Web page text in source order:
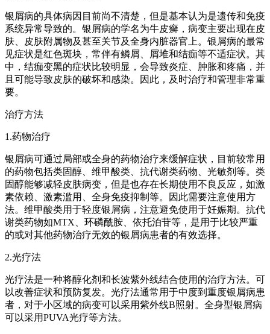
银屑病的具体病因目前尚不清楚，但是基本认为是遗传和免疫
系统异常导致的。银屑病的学名为牛皮癣，病变主要出现在皮
肤、皮肤附属物及甚至关节及全身内脏器官上。银屑病的最常
见症状是红色斑块，常伴有鳞屑、屑堆和结痂等不适症状。其
中，结痂变黑的症状比较明显，会导致炎症、肿胀和疼痛，并
且可能导致皮肤的破坏和感染。因此，及时治疗和管理非常重
要。
治疗方法
1.药物治疗
银屑病可通过局部或全身的药物治疗来缓解症状，目前较常用
的药物包括类固醇、维甲酸类、抗代谢类药物、光敏剂等。类
固醇能够减轻皮肤病变，但是也存在长期使用不良反应，如激
素依赖、激素滥用、全身免疫抑制等。因此需要注意使用方
法。维甲酸类用于轻度银屑病，注意避免使用于妊娠期。抗代
谢类药物如MTX、环磷酰胺、依托泊苷等，是用于比较严重
的或对其他药物治疗无效的银屑病患者的有效选择。
2.光疗法
光疗法是一种将醇化剂和长波紫外线结合使用的治疗方法。可
以改善症状和预防复发。光疗法通常用于中度到重度银屑病患
者，对于小区域的病变可以采用紫外线B照射。全身型银屑病
可以采用PUVA光疗等方法。